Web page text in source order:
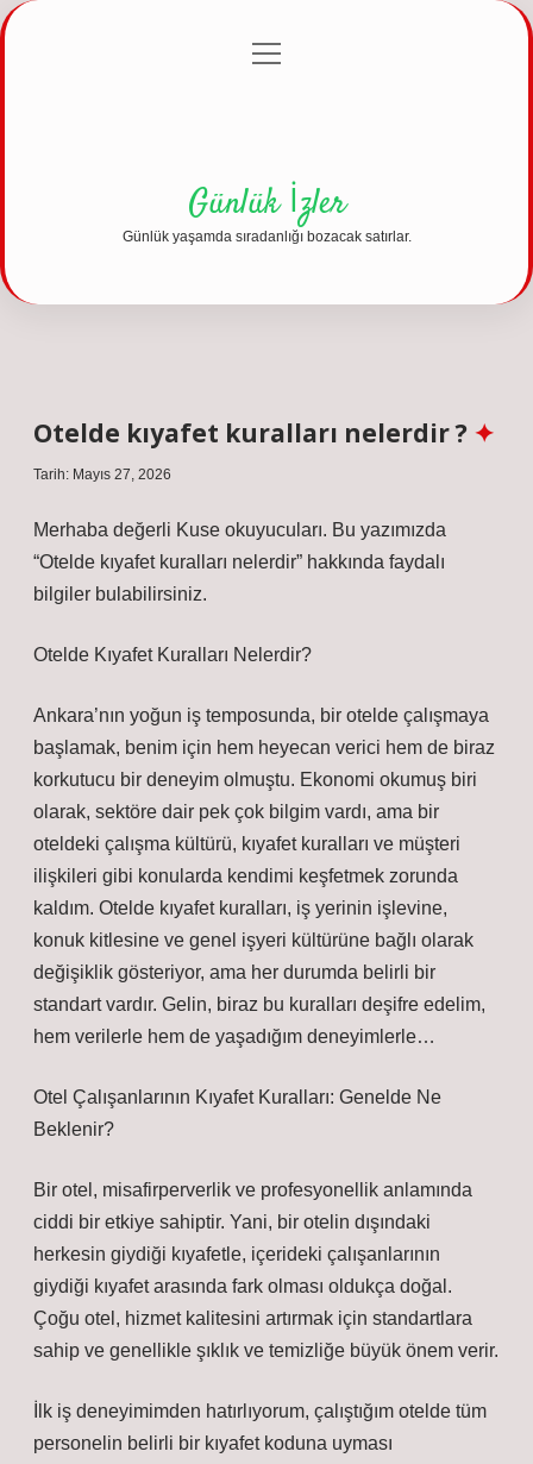
Gizlilik Politikası
menüyü
Günlük İzler
Günlük yaşamda sıradanlığı bozacak satırlar.
Otelde kıyafet kuralları nelerdir ?
Tarih: Mayıs 27, 2026
Merhaba değerli Kuse okuyucuları. Bu yazımızda
“Otelde kıyafet kuralları nelerdir” hakkında faydalı
bilgiler bulabilirsiniz.
Otelde Kıyafet Kuralları Nelerdir?
Ankara’nın yoğun iş temposunda, bir otelde çalışmaya
başlamak, benim için hem heyecan verici hem de biraz
korkutucu bir deneyim olmuştu. Ekonomi okumuş biri
olarak, sektöre dair pek çok bilgim vardı, ama bir
oteldeki çalışma kültürü, kıyafet kuralları ve müşteri
ilişkileri gibi konularda kendimi keşfetmek zorunda
kaldım. Otelde kıyafet kuralları, iş yerinin işlevine,
konuk kitlesine ve genel işyeri kültürüne bağlı olarak
değişiklik gösteriyor, ama her durumda belirli bir
standart vardır. Gelin, biraz bu kuralları deşifre edelim,
hem verilerle hem de yaşadığım deneyimlerle…
Otel Çalışanlarının Kıyafet Kuralları: Genelde Ne
Beklenir?
Bir otel, misafirperverlik ve profesyonellik anlamında
ciddi bir etkiye sahiptir. Yani, bir otelin dışındaki
herkesin giydiği kıyafetle, içerideki çalışanlarının
giydiği kıyafet arasında fark olması oldukça doğal.
Çoğu otel, hizmet kalitesini artırmak için standartlara
sahip ve genellikle şıklık ve temizliğe büyük önem verir.
İlk iş deneyimimden hatırlıyorum, çalıştığım otelde tüm
personelin belirli bir kıyafet koduna uyması